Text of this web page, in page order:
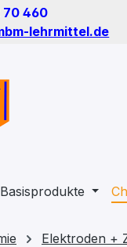
70 460
lehrmittel.de
Basisprodukte
Elektroden +